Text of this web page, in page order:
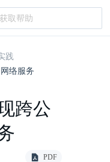
践
络服务
跨公
PDF